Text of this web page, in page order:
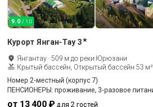
9.0 / 10
Курорт Янган-Тау 3★
Янгантау · 509 м до реки Юрюзани
Крытый бассейн, Открытый бассейн 53 м²
Номер 2-местный (корпус 7)
от 13 400 ₽ для 2 гостей